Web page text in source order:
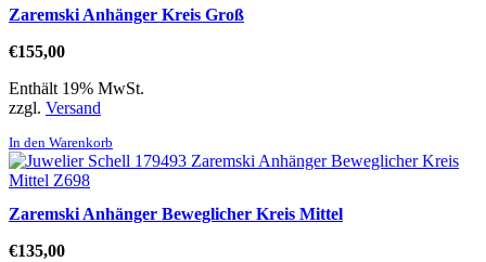
Zaremski Anhänger Kreis Groß
€155,00
Enthält 19% MwSt.
zzgl. Versand
In den Warenkorb
Zaremski Anhänger Beweglicher Kreis Mittel
€135,00